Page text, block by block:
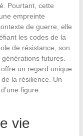
Pourtant, cette
empreinte
de guerre, elle
les codes de la
de résistance, son
futures.
un regard unique
la résilience. Un
figure
vie